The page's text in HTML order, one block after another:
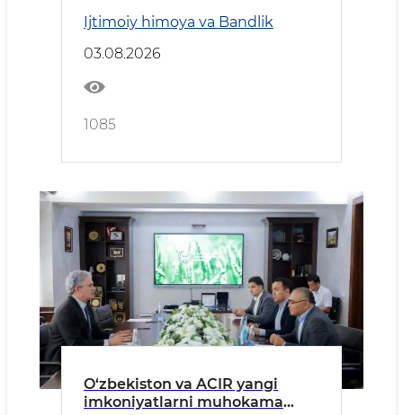
Ijtimoiy himoya va Bandlik
03.08.2026
1085
O‘zbekiston va ACIR yangi
imkoniyatlarni muhokama